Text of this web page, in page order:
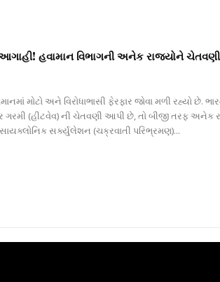
હવામાન વિભાગની અનેક રાજ્યોને ચેતવણી
મોટો અને વિરોધાભાસી ફેરફાર જોવા મળી રહ્યો છે.
ગરમી (હીટવેવ) ની ચેતવણી આપી છે, તો બીજી તરફ અનેક
સર્ક્યુલેશન (ચક્રવાતી પરિભ્રમણ)...